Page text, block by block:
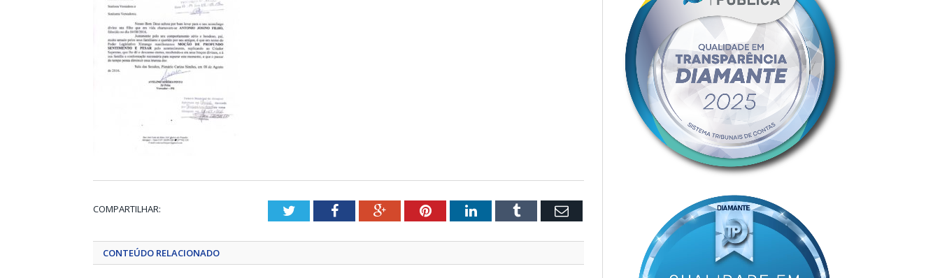
COMPARTILHAR: TwitterFacebookGoogle+PinterestLinkedInTumblr Email
CONTEÚDO RELACIONADO